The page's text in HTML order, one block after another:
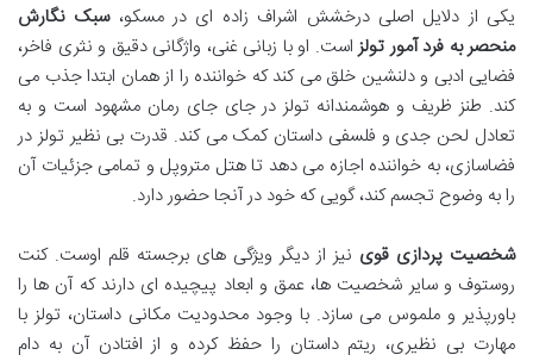
یکی از دلایل اصلی درخشش اشراف زاده ای در مسکو،سبک نگارش
منحصر به فرد آمور تولز است. او با زبانی غنی، واژگانی دقیق و نثری فاخر،
فضایی ادبی و دلنشین خلق می کند که خواننده را از همان ابتدا جذب می
کند. طنز ظریف و هوشمندانه تولز در جای جای رمان مشهود است و به
تعادل لحن جدی و فلسفی داستان کمک می کند. قدرت بی نظیر تولز در
فضاسازی، به خواننده اجازه می دهد تا هتل متروپل و تمامی جزئیات آن
را به وضوح تجسم کند، گویی که خود در آنجا حضور دارد.
شخصیت پردازی قوی نیز از دیگر ویژگی های برجسته قلم اوست. کنت
روستوف و سایر شخصیت ها، عمق و ابعاد پیچیده ای دارند که آن ها را
باورپذیر و ملموس می سازد. با وجود محدودیت مکانی داستان، تولز با
مهارت بی نظیری، ریتم داستان را حفظ کرده و از افتادن آن به دام